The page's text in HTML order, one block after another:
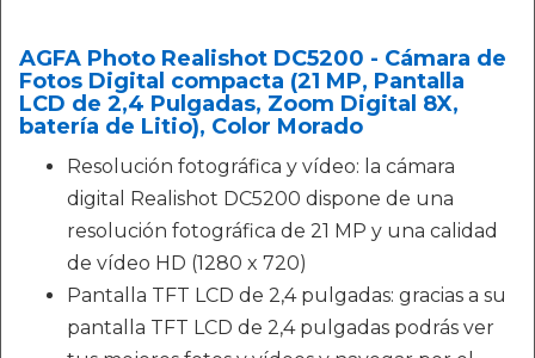
AGFA Photo Realishot DC5200 - Cámara de
Fotos Digital compacta (21 MP, Pantalla
LCD de 2,4 Pulgadas, Zoom Digital 8X,
batería de Litio), Color Morado
Resolución fotográfica y vídeo: la cámara
digital Realishot DC5200 dispone de una
resolución fotográfica de 21 MP y una calidad
de vídeo HD (1280 x 720)
Pantalla TFT LCD de 2,4 pulgadas: gracias a su
pantalla TFT LCD de 2,4 pulgadas podrás ver